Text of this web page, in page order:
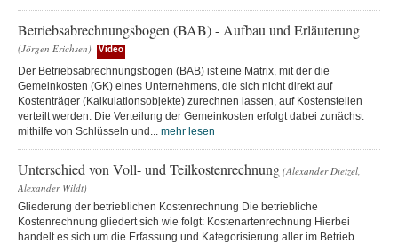
Betriebsabrechnungsbogen (BAB) - Aufbau und Erläuterung
(Jörgen Erichsen) Video
Der Betriebsabrechnungsbogen (BAB) ist eine Matrix, mit der die
Gemeinkosten (GK) eines Unternehmens, die sich nicht direkt auf
Kostenträger (Kalkulationsobjekte) zurechnen lassen, auf Kostenstellen
verteilt werden. Die Verteilung der Gemeinkosten erfolgt dabei zunächst
mithilfe von Schlüsseln und... mehr lesen
Unterschied von Voll- und Teilkostenrechnung (Alexander Dietzel,
Alexander Wildt)
Gliederung der betrieblichen Kostenrechnung Die betriebliche
Kostenrechnung gliedert sich wie folgt: Kostenartenrechnung Hierbei
handelt es sich um die Erfassung und Kategorisierung aller im Betrieb